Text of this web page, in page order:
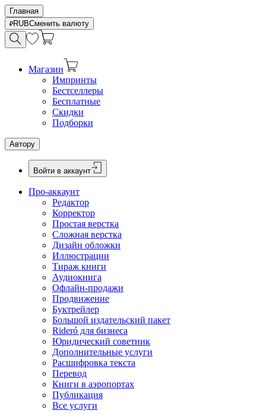
Главная
RUBСменить валюту
Магазин
Импринты
Бестселлеры
Бесплатные
Скидки
Подборки
Автору
Войти в аккаунт
Про-аккаунт
Редактор
Корректор
Простая верстка
Сложная верстка
Дизайн обложки
Иллюстрации
Тираж книги
Аудиокнига
Офлайн-продажи
Продвижение
Буктрейлер
Большой издательский пакет
Rideró для бизнеса
Юридический советник
Дополнительные услуги
Расшифровка текста
Перевод
Книги в аэропортах
Публикация
Все услуги